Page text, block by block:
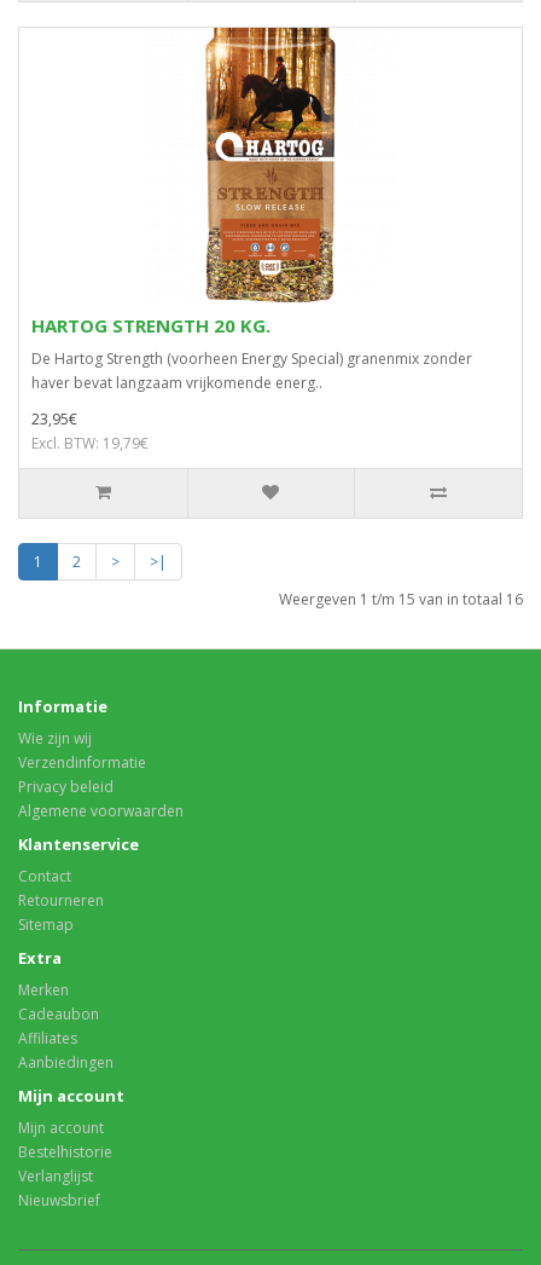
HARTOG STRENGTH 20 KG.
De Hartog Strength (voorheen Energy Special) granenmix zonder
haver bevat langzaam vrijkomende energ..
23,95€
Excl. BTW: 19,79€
1 2 >
>|
Weergeven 1 t/m 15 van in totaal 16
Informatie
Wie zijn wij
Verzendinformatie
Privacy beleid
Algemene voorwaarden
Klantenservice
Contact
Retourneren
Sitemap
Extra
Merken
Cadeaubon
Affiliates
Aanbiedingen
Mijn account
Mijn account
Bestelhistorie
Verlanglijst
Nieuwsbrief